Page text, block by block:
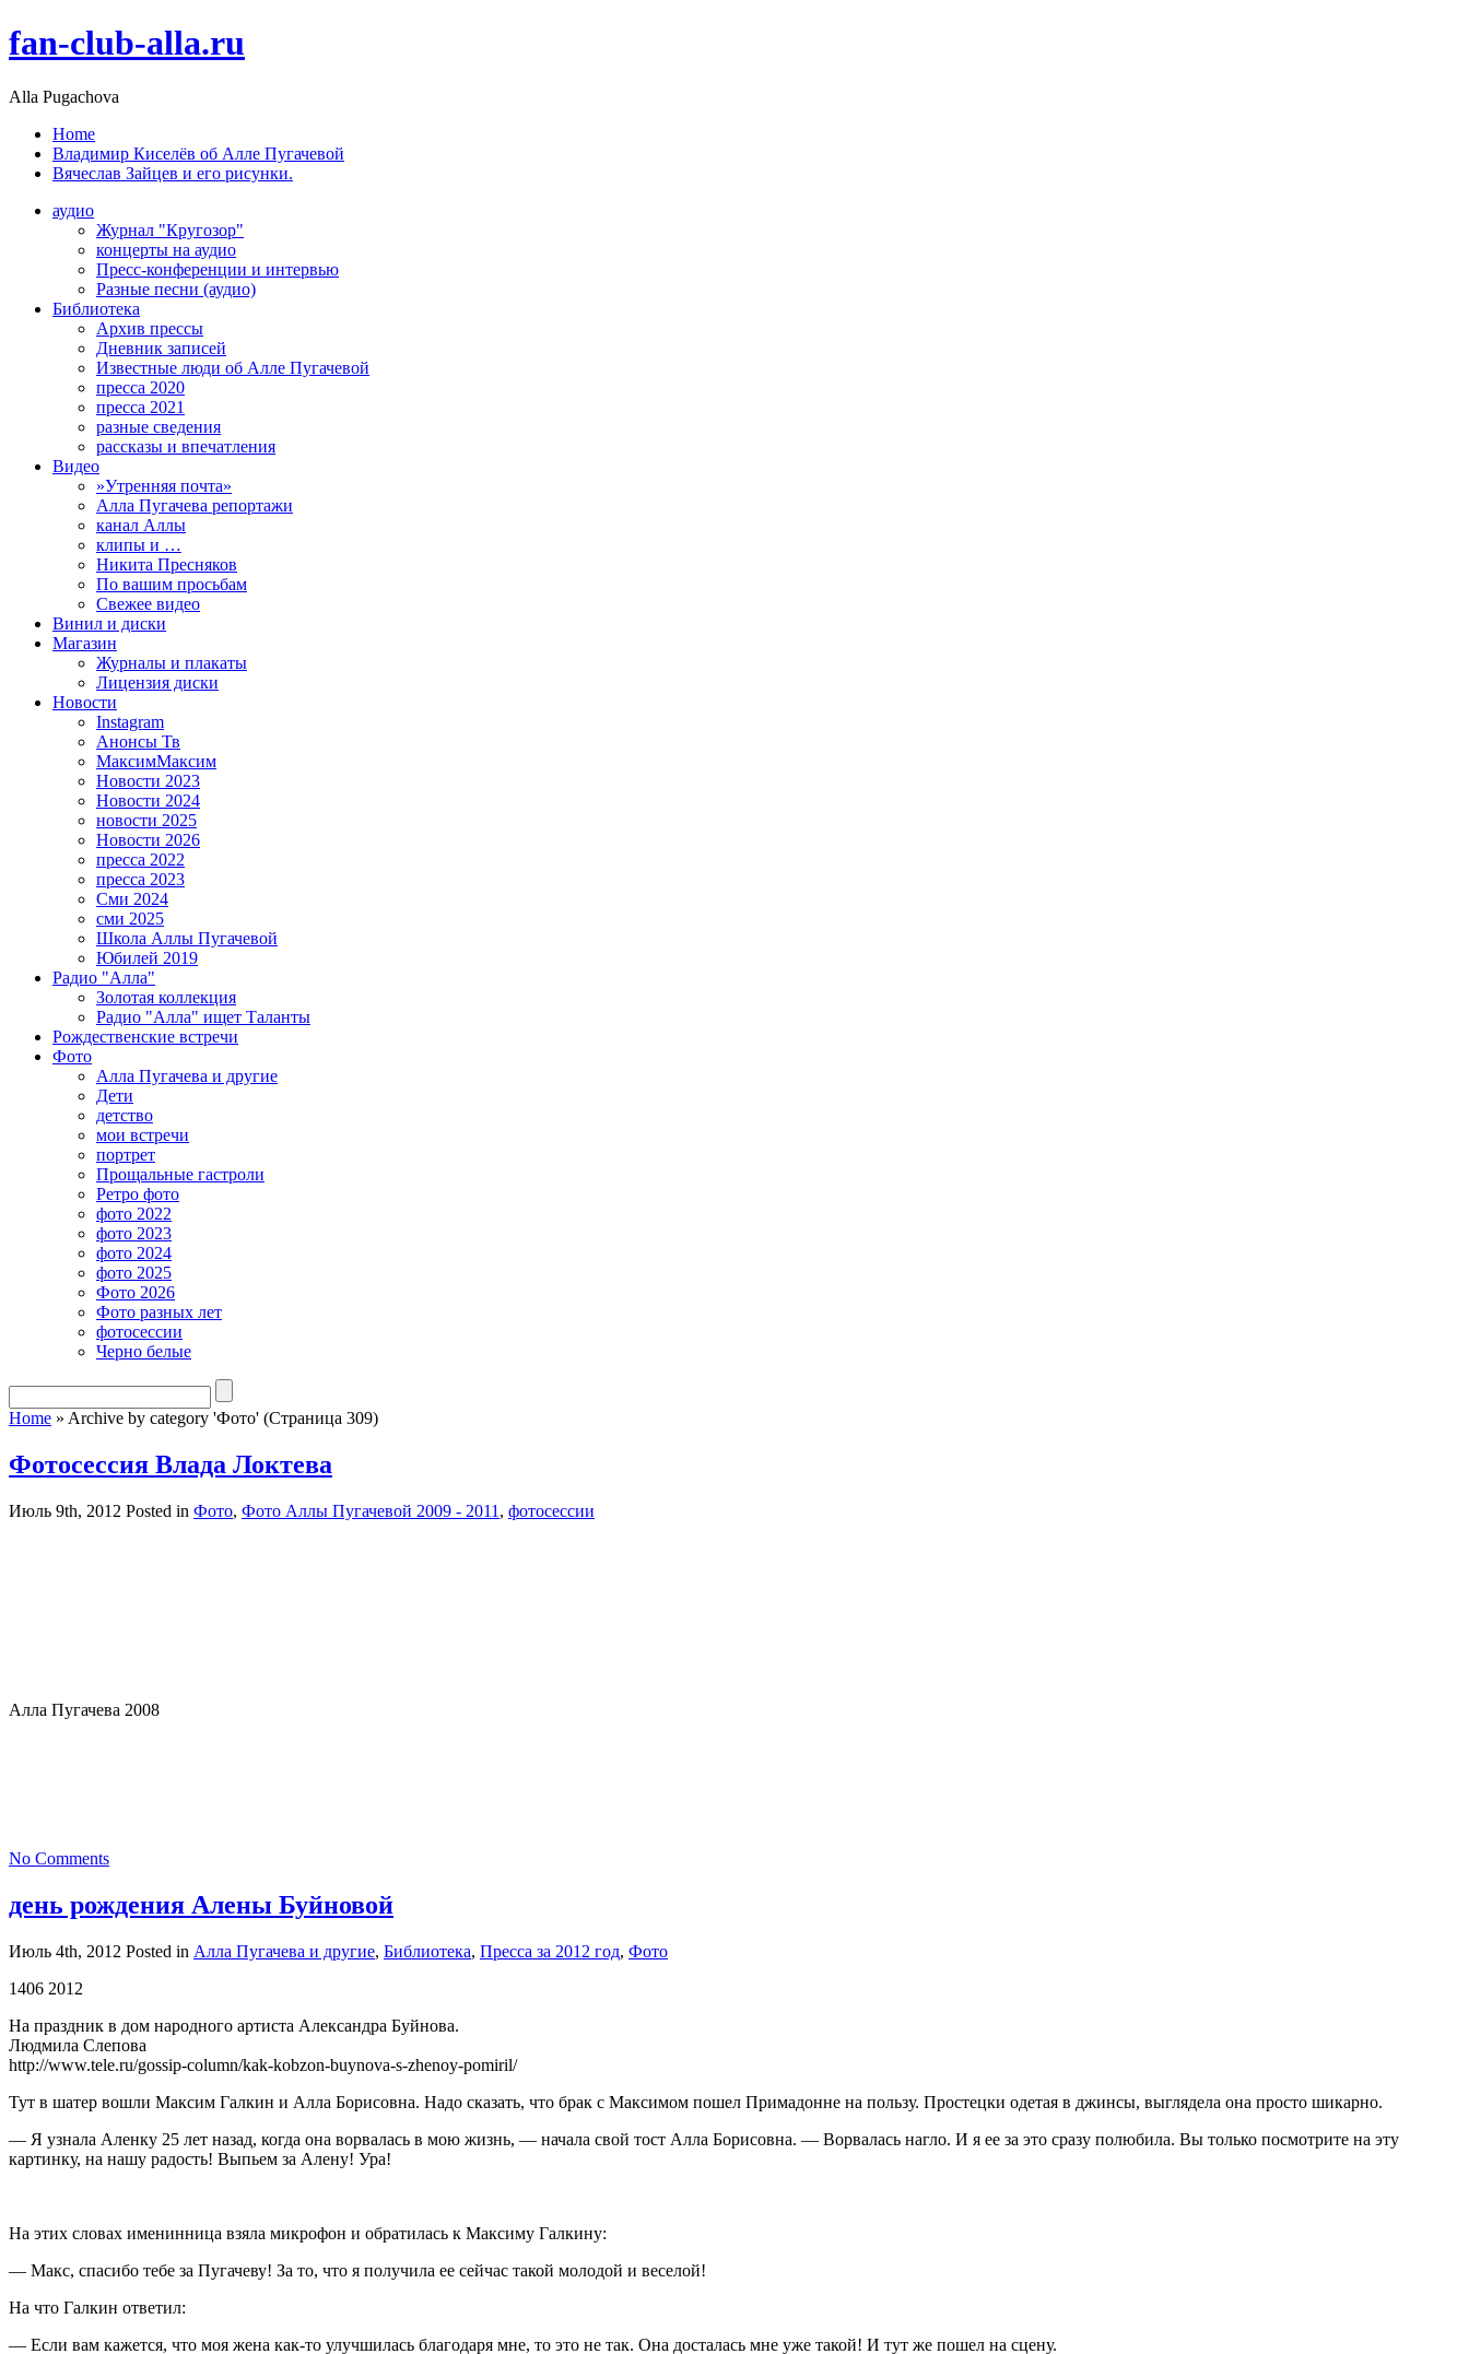
fan-club-alla.ru
Alla Pugachova
Home
Владимир Киселёв об Алле Пугачевой
Вячеслав Зайцев и его рисунки.
аудио
Журнал "Кругозор"
концерты на аудио
Пресс-конференции и интервью
Разные песни (аудио)
Библиотека
Архив прессы
Дневник записей
Известные люди об Алле Пугачевой
пресса 2020
пресса 2021
разные сведения
рассказы и впечатления
Видео
»Утренняя почта»
Алла Пугачева репортажи
канал Аллы
клипы и …
Никита Пресняков
По вашим просьбам
Свежее видео
Винил и диски
Магазин
Журналы и плакаты
Лицензия диски
Новости
Instagram
Анонсы Тв
МаксимМаксим
Новости 2023
Новости 2024
новости 2025
Новости 2026
пресса 2022
пресса 2023
Сми 2024
сми 2025
Школа Аллы Пугачевой
Юбилей 2019
Радио "Алла"
Золотая коллекция
Радио "Алла" ищет Таланты
Рождественские встречи
Фото
Алла Пугачева и другие
Дети
детство
мои встречи
портрет
Прощальные гастроли
Ретро фото
фото 2022
фото 2023
фото 2024
фото 2025
Фото 2026
Фото разных лет
фотосессии
Черно белые
Home » Archive by category 'Фото' (Страница 309)
Фотосессия Влада Локтева
Июль 9th, 2012 Posted in Фото, Фото Аллы Пугачевой 2009 - 2011 , фотосессии
Алла Пугачева 2008
No Comments
день рождения Алены Буйновой
Июль 4th, 2012 Posted in Алла Пугачева и другие, Библиотека, Пресса за 2012 год, Фото
1406 2012
На праздник в дом народного артиста Александра Буйнова.
Людмила Слепова
http://www.tele.ru/gossip-column/kak-kobzon-buynova-s-zhenoy-pomiril/
Тут в шатер вошли Максим Галкин и Алла Борисовна. Надо сказать, что брак с Максимом пошел Примадонне на пользу. Простецки одетая в джинсы, выглядела она просто шикарно.
— Я узнала Аленку 25 лет назад, когда она ворвалась в мою жизнь, — начала свой тост Алла Борисовна. — Ворвалась нагло. И я ее за это сразу полюбила. Вы только посмотрите на эту
картинку, на нашу радость! Выпьем за Алену! Ура!
На этих словах именинница взяла микрофон и обратилась к Максиму Галкину:
— Макс, спасибо тебе за Пугачеву! За то, что я получила ее сейчас такой молодой и веселой!
На что Галкин ответил:
— Если вам кажется, что моя жена как-то улучшилась благодаря мне, то это не так. Она досталась мне уже такой­! И тут же пошел на сцену.